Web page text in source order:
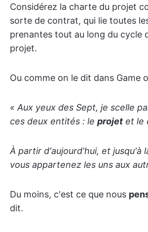
Considérez la charte du projet
sorte de contrat, qui lie toutes
prenantes tout au long du cycle
projet.
Ou comme on le dit dans Game
« Aux yeux des Sept, je scelle
ces deux entités : le projet et le
À partir d'aujourd'hui, et jusqu'à
vous appartenez les uns aux
Du moins, c'est ce que nous
dit.